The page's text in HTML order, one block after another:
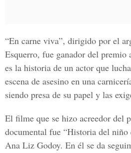
“En carne viva”, dirigido por el
Esquerro, fue ganador del
es la historia de un actor que
escena de asesino en una
siendo presa de su papel y las
El filme que se hizo acreedor del
documental fue “Historia del niño
Ana Liz Godoy. En él se da